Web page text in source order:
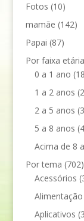
Fotos (10)
mamãe (142)
Papai (87)
Por faixa etária
0 a 1 ano
1 a 2 anos
2 a 5 anos
5 a 8 anos
Acima de 8
Por tema (702)
Acessórios
Alimentação
Aplicativos